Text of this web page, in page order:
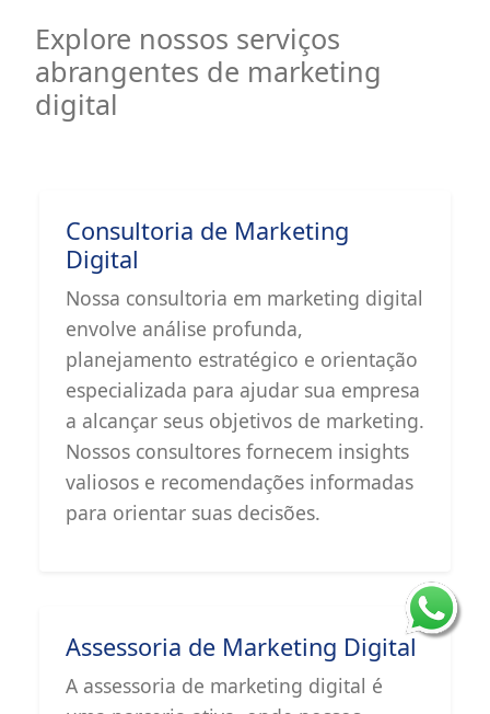
Explore nossos serviços
abrangentes de marketing
digital
Consultoria de Marketing
Digital
Nossa consultoria em marketing digital
envolve análise profunda,
planejamento estratégico e orientação
especializada para ajudar sua empresa
a alcançar seus objetivos de marketing.
Nossos consultores fornecem insights
valiosos e recomendações informadas
para orientar suas decisões.
Assessoria de Marketing Digital
A assessoria de marketing digital é